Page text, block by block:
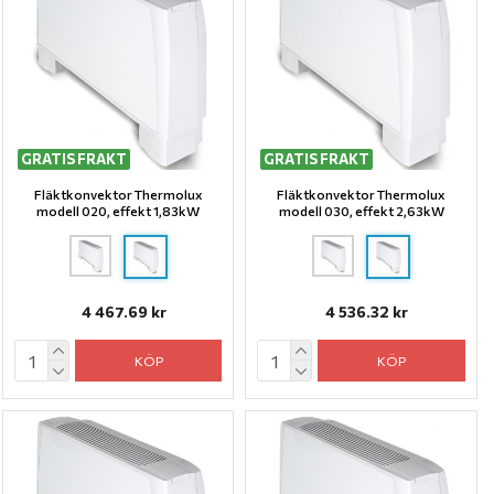
GRATIS FRAKT
Fläktkonvektor Thermolux
modell 020, effekt 1,83kW
4 467.69 kr
KÖP
GRATIS FRAKT
Fläktkonvektor Thermolux
modell 030, effekt 2,63kW
4 536.32 kr
KÖP